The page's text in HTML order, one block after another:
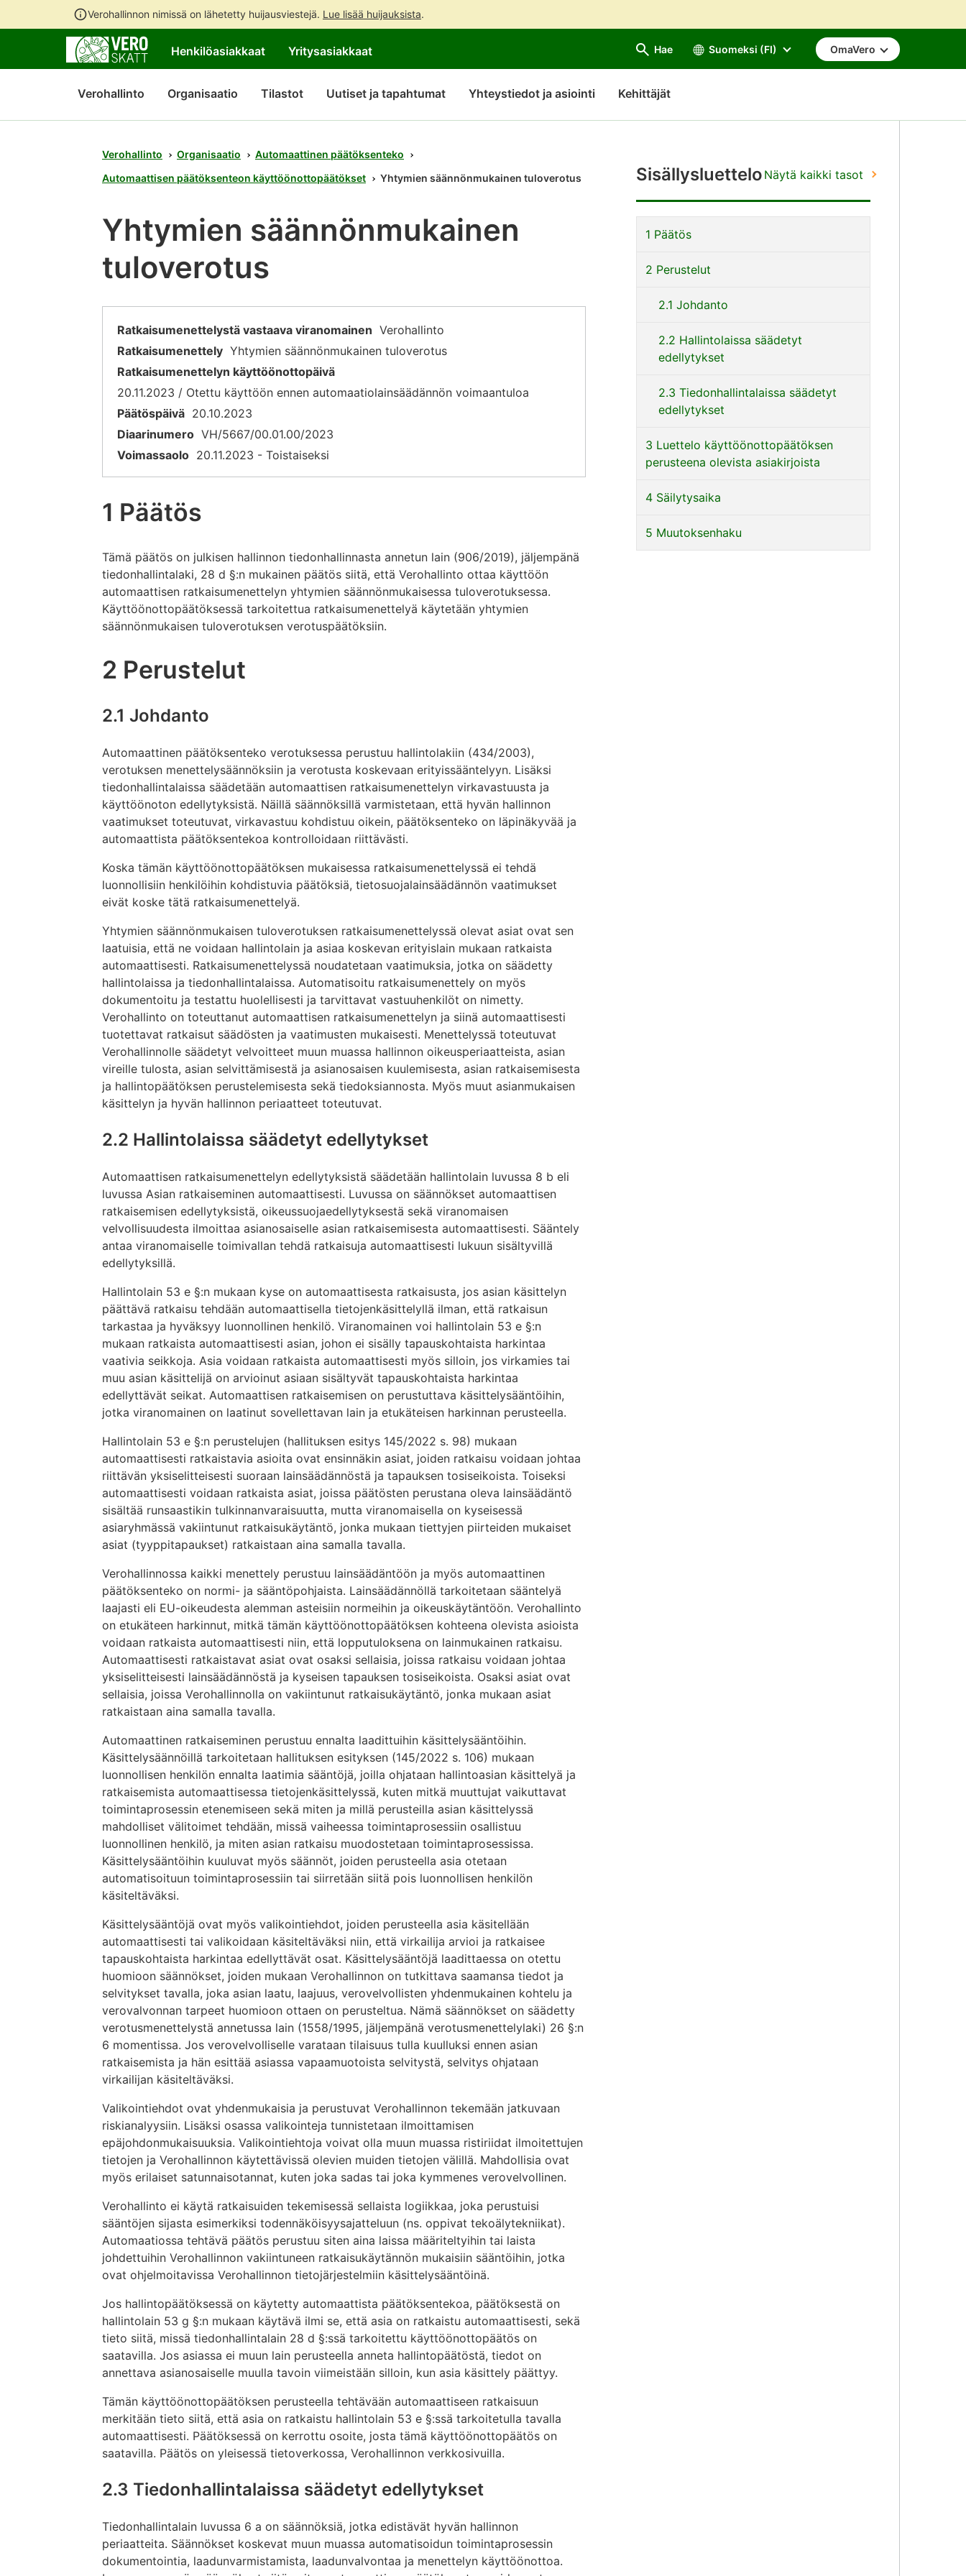
Verohallinnon nimissä on lähetetty huijausviestejä. Lue lisää huijauksista.
sisältöön
sivuston
hakuun
Henkilöasiakkaat Yritysasiakkaat Hae Suomeksi (FI) OmaVero
Verohallinto Organisaatio Tilastot Uutiset ja tapahtumat Yhteystiedot ja asiointi Kehittäjät
Sisällysluettelo Näytä kaikki tasot
suoraan
1 Päätös
2 Perustelut
2.1 Johdanto
2.2 Hallintolaissa säädetyt
edellytykset
2.3 Tiedonhallintalaissa säädetyt
edellytykset
3 Luettelo käyttöönottopäätöksen
perusteena olevista asiakirjoista
4 Säilytysaika
5 Muutoksenhaku
Verohallinto Organisaatio
Automaattinen päätöksenteko
Automaattisen päätöksenteon käyttöönottopäätökset
Yhtymien säännönmukainen tuloverotus
Yhtymien säännönmukainen
tuloverotus
Ratkaisumenettelystä vastaava viranomainen Verohallinto
Ratkaisumenettely Yhtymien säännönmukainen tuloverotus
Ratkaisumenettelyn käyttöönottopäivä
20.11.2023 / Otettu käyttöön ennen automaatiolainsäädännön voimaantuloa
Päätöspäivä 20.10.2023
Diaarinumero VH/5667/00.01.00/2023
Voimassaolo 20.11.2023 - Toistaiseksi
1 Päätös
Tämä päätös on julkisen hallinnon tiedonhallinnasta annetun lain (906/2019), jäljempänä
tiedonhallintalaki, 28 d §:n mukainen päätös siitä, että Verohallinto ottaa käyttöön
automaattisen ratkaisumenettelyn yhtymien säännönmukaisessa tuloverotuksessa.
Käyttöönottopäätöksessä tarkoitettua ratkaisumenettelyä käytetään yhtymien
säännönmukaisen tuloverotuksen verotuspäätöksiin.
2 Perustelut
2.1 Johdanto
Automaattinen päätöksenteko verotuksessa perustuu hallintolakiin (434/2003),
verotuksen menettelysäännöksiin ja verotusta koskevaan erityissääntelyyn. Lisäksi
tiedonhallintalaissa säädetään automaattisen ratkaisumenettelyn virkavastuusta ja
käyttöönoton edellytyksistä. Näillä säännöksillä varmistetaan, että hyvän hallinnon
vaatimukset toteutuvat, virkavastuu kohdistuu oikein, päätöksenteko on läpinäkyvää ja
automaattista päätöksentekoa kontrolloidaan riittävästi.
Koska tämän käyttöönottopäätöksen mukaisessa ratkaisumenettelyssä ei tehdä
luonnollisiin henkilöihin kohdistuvia päätöksiä, tietosuojalainsäädännön vaatimukset
eivät koske tätä ratkaisumenettelyä.
Yhtymien säännönmukaisen tuloverotuksen ratkaisumenettelyssä olevat asiat ovat sen
laatuisia, että ne voidaan hallintolain ja asiaa koskevan erityislain mukaan ratkaista
automaattisesti. Ratkaisumenettelyssä noudatetaan vaatimuksia, jotka on säädetty
hallintolaissa ja tiedonhallintalaissa. Automatisoitu ratkaisumenettely on myös
dokumentoitu ja testattu huolellisesti ja tarvittavat vastuuhenkilöt on nimetty.
Verohallinto on toteuttanut automaattisen ratkaisumenettelyn ja siinä automaattisesti
tuotettavat ratkaisut säädösten ja vaatimusten mukaisesti. Menettelyssä toteutuvat
Verohallinnolle säädetyt velvoitteet muun muassa hallinnon oikeusperiaatteista, asian
vireille tulosta, asian selvittämisestä ja asianosaisen kuulemisesta, asian ratkaisemisesta
ja hallintopäätöksen perustelemisesta sekä tiedoksiannosta. Myös muut asianmukaisen
käsittelyn ja hyvän hallinnon periaatteet toteutuvat.
2.2 Hallintolaissa säädetyt edellytykset
Automaattisen ratkaisumenettelyn edellytyksistä säädetään hallintolain luvussa 8 b eli
luvussa Asian ratkaiseminen automaattisesti. Luvussa on säännökset automaattisen
ratkaisemisen edellytyksistä, oikeussuojaedellytyksestä sekä viranomaisen
velvollisuudesta ilmoittaa asianosaiselle asian ratkaisemisesta automaattisesti. Sääntely
antaa viranomaiselle toimivallan tehdä ratkaisuja automaattisesti lukuun sisältyvillä
edellytyksillä.
Hallintolain 53 e §:n mukaan kyse on automaattisesta ratkaisusta, jos asian käsittelyn
päättävä ratkaisu tehdään automaattisella tietojenkäsittelyllä ilman, että ratkaisun
tarkastaa ja hyväksyy luonnollinen henkilö. Viranomainen voi hallintolain 53 e §:n
mukaan ratkaista automaattisesti asian, johon ei sisälly tapauskohtaista harkintaa
vaativia seikkoja. Asia voidaan ratkaista automaattisesti myös silloin, jos virkamies tai
muu asian käsittelijä on arvioinut asiaan sisältyvät tapauskohtaista harkintaa
edellyttävät seikat. Automaattisen ratkaisemisen on perustuttava käsittelysääntöihin,
jotka viranomainen on laatinut sovellettavan lain ja etukäteisen harkinnan perusteella.
Hallintolain 53 e §:n perustelujen (hallituksen esitys 145/2022 s. 98) mukaan
automaattisesti ratkaistavia asioita ovat ensinnäkin asiat, joiden ratkaisu voidaan johtaa
riittävän yksiselitteisesti suoraan lainsäädännöstä ja tapauksen tosiseikoista. Toiseksi
automaattisesti voidaan ratkaista asiat, joissa päätösten perustana oleva lainsäädäntö
sisältää runsaastikin tulkinnanvaraisuutta, mutta viranomaisella on kyseisessä
asiaryhmässä vakiintunut ratkaisukäytäntö, jonka mukaan tiettyjen piirteiden mukaiset
asiat (tyyppitapaukset) ratkaistaan aina samalla tavalla.
Verohallinnossa kaikki menettely perustuu lainsäädäntöön ja myös automaattinen
päätöksenteko on normi- ja sääntöpohjaista. Lainsäädännöllä tarkoitetaan sääntelyä
laajasti eli EU-oikeudesta alemman asteisiin normeihin ja oikeuskäytäntöön. Verohallinto
on etukäteen harkinnut, mitkä tämän käyttöönottopäätöksen kohteena olevista asioista
voidaan ratkaista automaattisesti niin, että lopputuloksena on lainmukainen ratkaisu.
Automaattisesti ratkaistavat asiat ovat osaksi sellaisia, joissa ratkaisu voidaan johtaa
yksiselitteisesti lainsäädännöstä ja kyseisen tapauksen tosiseikoista. Osaksi asiat ovat
sellaisia, joissa Verohallinnolla on vakiintunut ratkaisukäytäntö, jonka mukaan asiat
ratkaistaan aina samalla tavalla.
Automaattinen ratkaiseminen perustuu ennalta laadittuihin käsittelysääntöihin.
Käsittelysäännöillä tarkoitetaan hallituksen esityksen (145/2022 s. 106) mukaan
luonnollisen henkilön ennalta laatimia sääntöjä, joilla ohjataan hallintoasian käsittelyä ja
ratkaisemista automaattisessa tietojenkäsittelyssä, kuten mitkä muuttujat vaikuttavat
toimintaprosessin etenemiseen sekä miten ja millä perusteilla asian käsittelyssä
mahdolliset välitoimet tehdään, missä vaiheessa toimintaprosessiin osallistuu
luonnollinen henkilö, ja miten asian ratkaisu muodostetaan toimintaprosessissa.
Käsittelysääntöihin kuuluvat myös säännöt, joiden perusteella asia otetaan
automatisoituun toimintaprosessiin tai siirretään siitä pois luonnollisen henkilön
käsiteltäväksi.
Käsittelysääntöjä ovat myös valikointiehdot, joiden perusteella asia käsitellään
automaattisesti tai valikoidaan käsiteltäväksi niin, että virkailija arvioi ja ratkaisee
tapauskohtaista harkintaa edellyttävät osat. Käsittelysääntöjä laadittaessa on otettu
huomioon säännökset, joiden mukaan Verohallinnon on tutkittava saamansa tiedot ja
selvitykset tavalla, joka asian laatu, laajuus, verovelvollisten yhdenmukainen kohtelu ja
verovalvonnan tarpeet huomioon ottaen on perusteltua. Nämä säännökset on säädetty
verotusmenettelystä annetussa lain (1558/1995, jäljempänä verotusmenettelylaki) 26 §:n
6 momentissa. Jos verovelvolliselle varataan tilaisuus tulla kuulluksi ennen asian
ratkaisemista ja hän esittää asiassa vapaamuotoista selvitystä, selvitys ohjataan
virkailijan käsiteltäväksi.
Valikointiehdot ovat yhdenmukaisia ja perustuvat Verohallinnon tekemään jatkuvaan
riskianalyysiin. Lisäksi osassa valikointeja tunnistetaan ilmoittamisen
epäjohdonmukaisuuksia. Valikointiehtoja voivat olla muun muassa ristiriidat ilmoitettujen
tietojen ja Verohallinnon käytettävissä olevien muiden tietojen välillä. Mahdollisia ovat
myös erilaiset satunnaisotannat, kuten joka sadas tai joka kymmenes verovelvollinen.
Verohallinto ei käytä ratkaisuiden tekemisessä sellaista logiikkaa, joka perustuisi
sääntöjen sijasta esimerkiksi todennäköisyysajatteluun (ns. oppivat tekoälytekniikat).
Automaatiossa tehtävä päätös perustuu siten aina laissa määriteltyihin tai laista
johdettuihin Verohallinnon vakiintuneen ratkaisukäytännön mukaisiin sääntöihin, jotka
ovat ohjelmoitavissa Verohallinnon tietojärjestelmiin käsittelysääntöinä.
Jos hallintopäätöksessä on käytetty automaattista päätöksentekoa, päätöksestä on
hallintolain 53 g §:n mukaan käytävä ilmi se, että asia on ratkaistu automaattisesti, sekä
tieto siitä, missä tiedonhallintalain 28 d §:ssä tarkoitettu käyttöönottopäätös on
saatavilla. Jos asiassa ei muun lain perusteella anneta hallintopäätöstä, tiedot on
annettava asianosaiselle muulla tavoin viimeistään silloin, kun asia käsittely päättyy.
Tämän käyttöönottopäätöksen perusteella tehtävään automaattiseen ratkaisuun
merkitään tieto siitä, että asia on ratkaistu hallintolain 53 e §:ssä tarkoitetulla tavalla
automaattisesti. Päätöksessä on kerrottu osoite, josta tämä käyttöönottopäätös on
saatavilla. Päätös on yleisessä tietoverkossa, Verohallinnon verkkosivuilla.
2.3 Tiedonhallintalaissa säädetyt edellytykset
Tiedonhallintalain luvussa 6 a on säännöksiä, jotka edistävät hyvän hallinnon
periaatteita. Säännökset koskevat muun muassa automatisoidun toimintaprosessin
dokumentointia, laadunvarmistamista, laadunvalvontaa ja menettelyn käyttöönottoa.